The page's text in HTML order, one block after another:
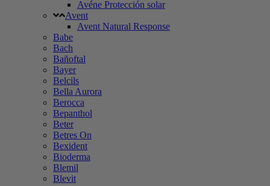
Avéne Protección solar
Avent
Avent Natural Response
Babe
Bach
Bañoftal
Bayer
Belcils
Bella Aurora
Berocca
Bepanthol
Beter
Betres On
Bexident
Bioderma
Blemil
Blevit